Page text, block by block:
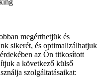
megérthetjük és
sikerét, és optimalizálhatjuk
az Ön titkosított
a következő külső
szolgáltatásaikat: